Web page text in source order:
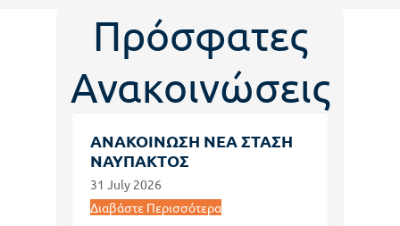
Πρόσφατες
Ανακοινώσεις
ΑΝΑΚΟΙΝΩΣΗ ΝΕΑ ΣΤΑΣΗ
ΝΑΥΠΑΚΤΟΣ
31 July 2026
Διαβάστε Περισσότερα